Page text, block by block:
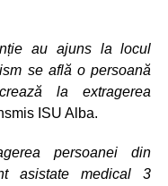
au ajuns la locul
se află o persoană
la extragerea
ISU Alba.
persoanei din
asistate medical 3